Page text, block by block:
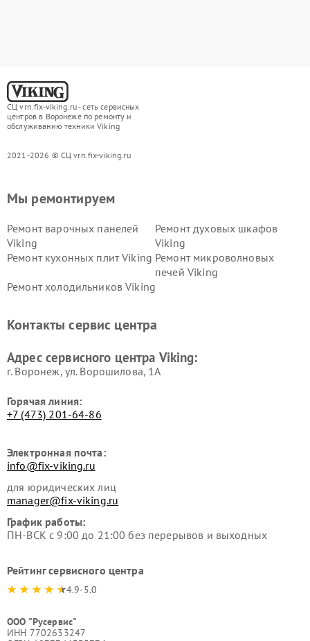
СЦ vrn.fix-viking.ru - сеть сервисных
центров в Воронеже по ремонту и
обслуживанию техники Viking
2021-2026 © СЦ vrn.fix-viking.ru
Мы ремонтируем
Ремонт варочных панелей
Viking
Ремонт духовых шкафов
Viking
Ремонт кухонных плит Viking Ремонт микроволновых
печей Viking
Ремонт холодильников Viking
Контакты сервис центра
Адрес сервисного центра Viking:
г. Воронеж, ул. Ворошилова, 1А
Горячая линия:
+7 (473) 201-64-86
Электронная почта:
info@fix-viking.ru
для юридических лиц
manager@fix-viking.ru
График работы:
ПН-ВСК с 9:00 до 21:00 без перерывов и выходных
Рейтинг сервисного центра
4.9-5.0
ООО "Русервис"
ИНН 7702633247